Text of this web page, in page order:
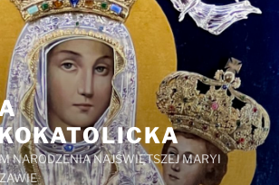
NARODZENIA NAJŚWIĘTSZEJ MARYI